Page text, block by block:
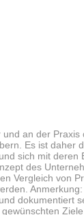
an der
Es ist daher
sich mit deren
des
Vergleich von
dokumentiert